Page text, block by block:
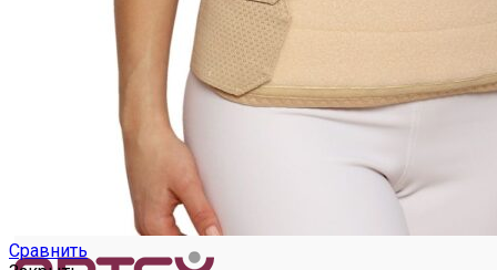
СТЕЛЬКИ ДЛЯ ВЗРОСЛЫХ
Сравнить